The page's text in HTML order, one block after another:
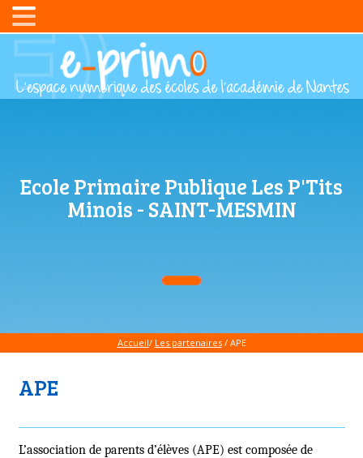
Ecole Primaire Publique Les P'Tits
Minois - SAINT-MESMIN
Accueil/ Les partenaires/ APE
APE
L’association de parents d’élèves (APE) est composée de